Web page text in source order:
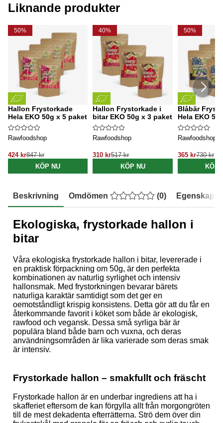
Liknande produkter
50%
Hallon Frystorkade
Hela EKO 50g x 5 paket
Rawfoodshop
424 kr847 kr
KÖP NU
40%
Hallon Frystorkade i
bitar EKO 50g x 3 paket
Rawfoodshop
310 kr517 kr
KÖP NU
50%
Blåbär
Hela EKO
Rawfoodshop
365 kr730 kr
KÖP
Beskrivning Omdömen (0) Egenskaper
Ekologiska, frystorkade hallon i
bitar
Våra ekologiska frystorkade hallon i bitar, levererade i
en praktisk förpackning om 50g, är den perfekta
kombinationen av naturlig syrlighet och intensiv
hallonsmak. Med frystorkningen bevarar bärets
naturliga karaktär samtidigt som det ger en
oemotståndligt krispig konsistens. Detta gör att du får en
återkommande favorit i köket som både är ekologisk,
rawfood och vegansk. Dessa små syrliga bär är
populära bland både barn och vuxna, och deras
användningsområden är lika varierade som deras smak
är intensiv.
Frystorkade hallon – smakfullt och fräscht
Frystorkade hallon är en underbar ingrediens att ha i
skafferiet eftersom de kan förgylla allt från morgongröten
till de mest dekadenta efterrätterna. Strö dem över din